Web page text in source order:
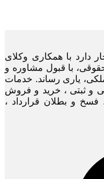
دارد با همکاری وکلای
با قبول مشاوره و
یاری رساند. خدمات
و ثبتی ، خرید و فروش
و بطلان قرارداد ،